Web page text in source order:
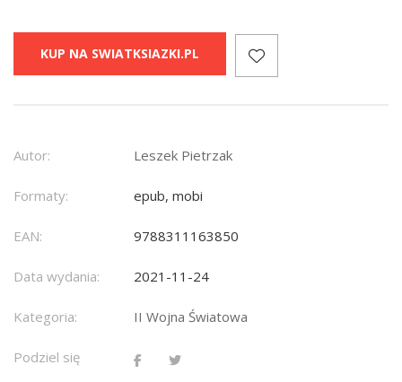
KUP NA SWIATKSIAZKI.PL
Autor: Leszek Pietrzak
Formaty: epub, mobi
EAN: 9788311163850
Data wydania: 2021-11-24
Kategoria: II Wojna Światowa
Podziel się